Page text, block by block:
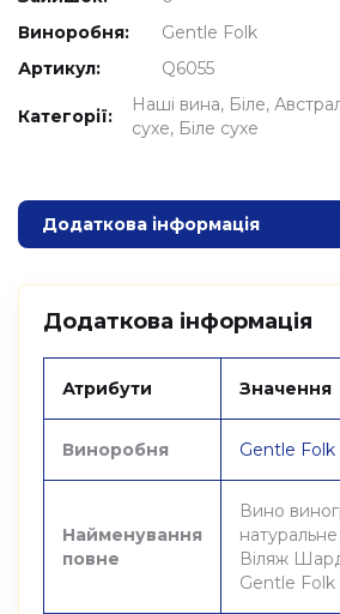
Виноробня:
Gentle Folk
Артикул:
Q6055
Категорії:
Наші вина Біле
сухе Біле сухе
Додаткова інформація
Додаткова інформація
Атрибути Значення
Виноробня Gentle Folk
Найменування
повне
Вино
Віляж
Gentle Folk